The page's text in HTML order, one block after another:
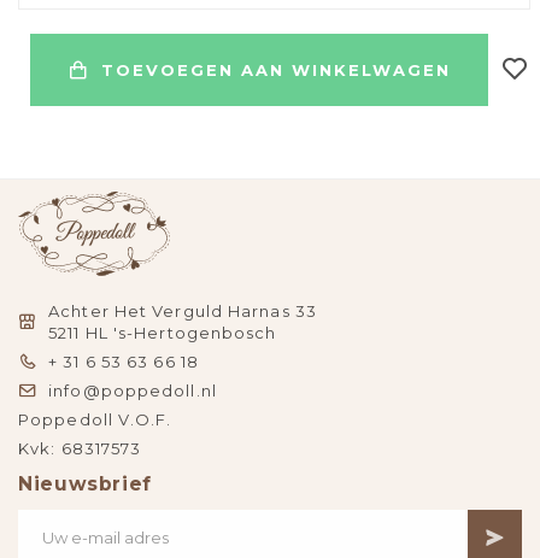
TOEVOEGEN AAN WINKELWAGEN
Achter Het Verguld Harnas 33
5211 HL 's-Hertogenbosch
+ 31 6 53 63 66 18
info@poppedoll.nl
Poppedoll V.O.F.
Kvk: 68317573
Nieuwsbrief